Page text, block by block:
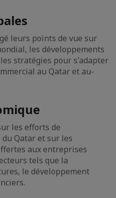
leurs points de vue sur
les développements
stratégies pour s'adapter
au Qatar et au-
les efforts de
Qatar et sur les
aux entreprises
tels que la
le développement